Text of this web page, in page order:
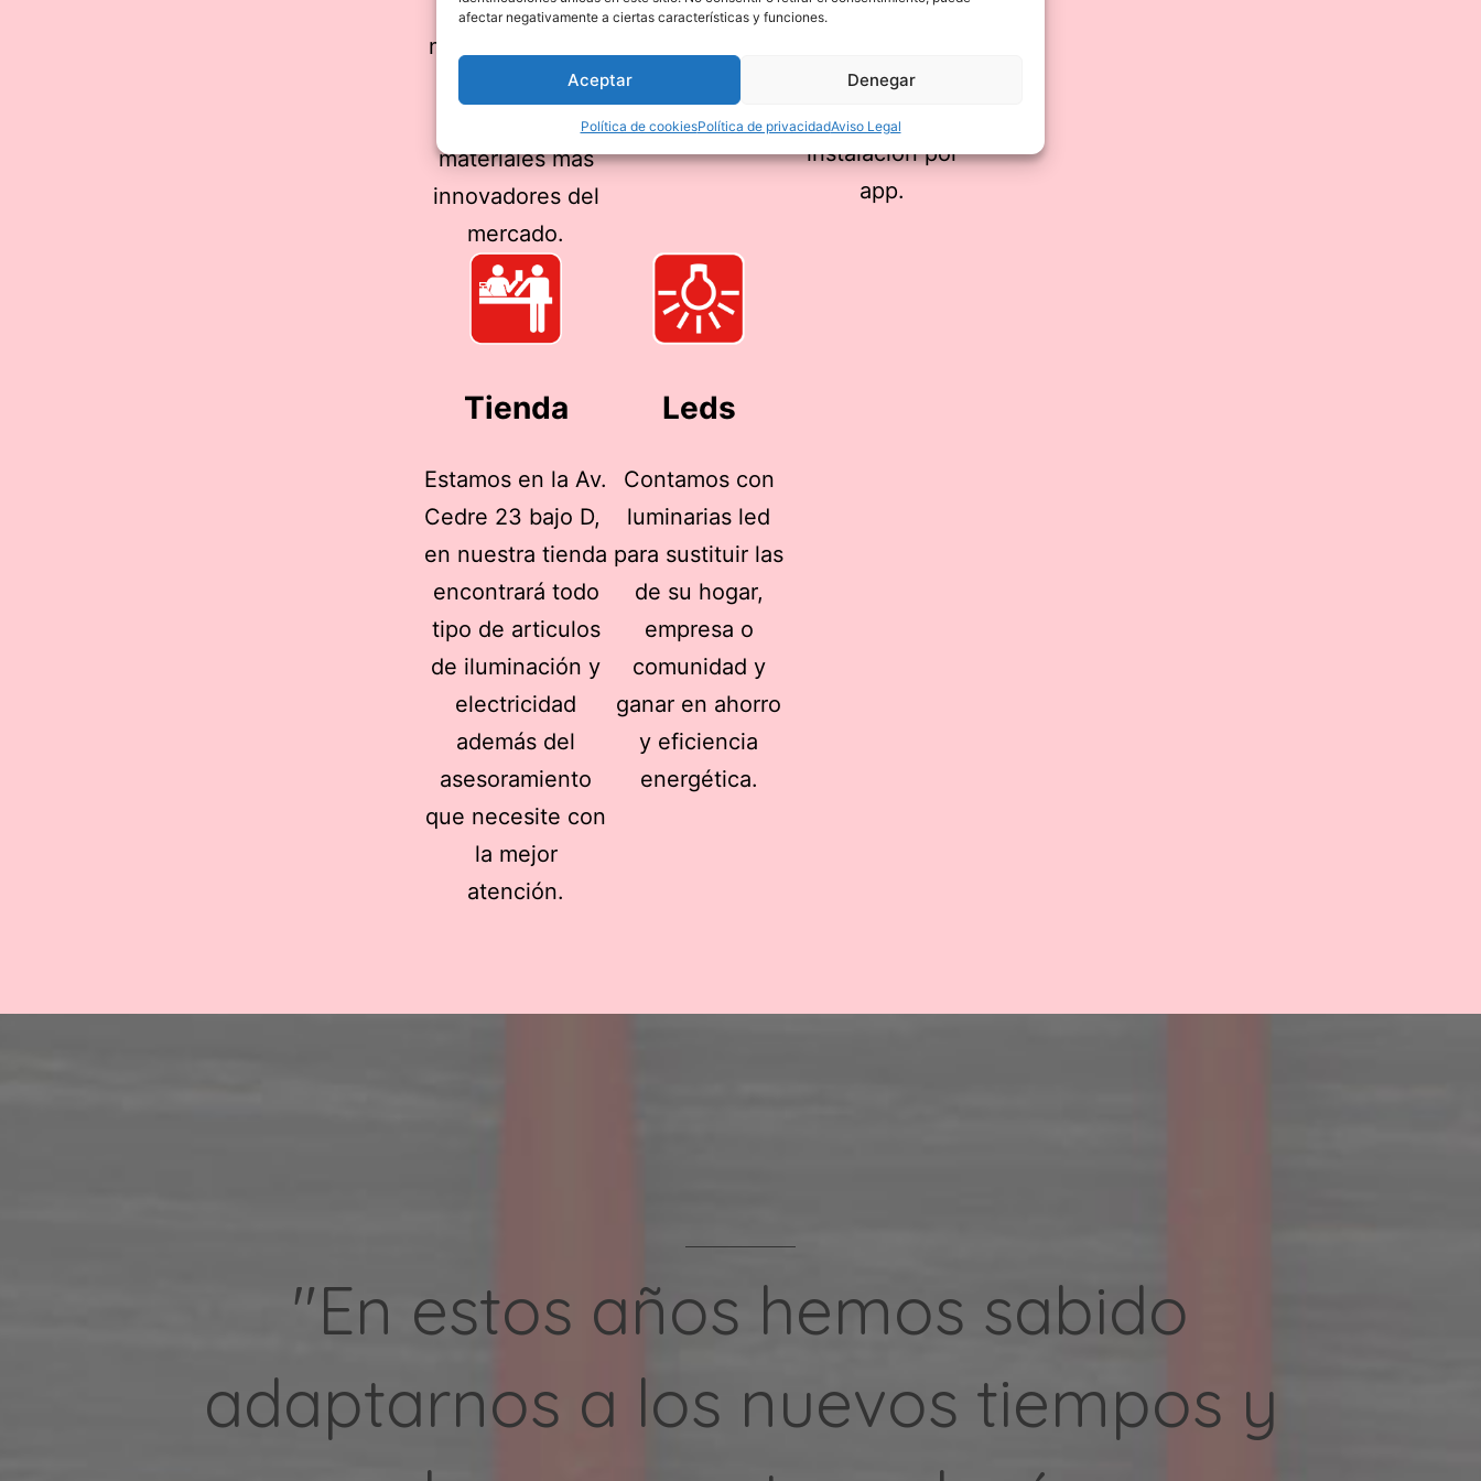
afectar negativamente a ciertas características y funciones.
Aceptar Denegar
Política de cookiesPolítica de privacidadAviso Legal
servicio de
mantenimiento y
reparación y
materiales mas
innovadores del
mercado.
ahorro a nuestros
clientes.
hasta el control
global de su
instalación por
app.
Tienda
Estamos en la Av.
Cedre 23 bajo D,
en nuestra tienda
encontrará todo
tipo de articulos
de iluminación y
electricidad
además del
asesoramiento
que necesite con
la mejor
atención.
Leds
Contamos con
luminarias led
para sustituir las
de su hogar,
empresa o
comunidad y
ganar en ahorro
y eficiencia
energética.
"En estos años hemos sabido
adaptarnos a los nuevos tiempos y